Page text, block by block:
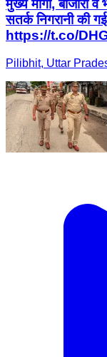
मुख्य मार्गों, बाजारों
सतर्क निगरानी की
https://t.co/
Pilibhit, Uttar